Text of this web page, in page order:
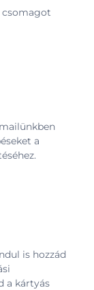
csomagot
a
is hozzád
a kártyás